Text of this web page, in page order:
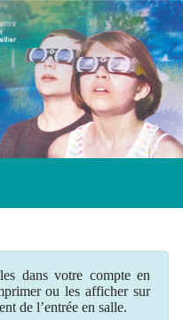
dans votre compte en
ou les afficher sur
de l’entrée en salle.